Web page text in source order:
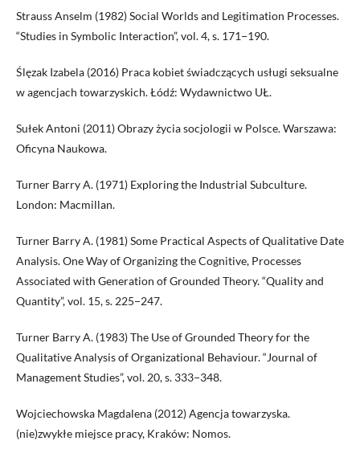
Strauss Anselm (1982) Social Worlds and Legitimation Processes.
“Studies in Symbolic Interaction”, vol. 4, s. 171−190.
Ślęzak Izabela (2016) Praca kobiet świadczących usługi seksualne
w agencjach towarzyskich. Łódź: Wydawnictwo UŁ.
Sułek Antoni (2011) Obrazy życia socjologii w Polsce. Warszawa:
Oficyna Naukowa.
Turner Barry A. (1971) Exploring the Industrial Subculture.
London: Macmillan.
Turner Barry A. (1981) Some Practical Aspects of Qualitative Date
Analysis. One Way of Organizing the Cognitive, Processes
Associated with Generation of Grounded Theory. “Quality and
Quantity”, vol. 15, s. 225−247.
Turner Barry A. (1983) The Use of Grounded Theory for the
Qualitative Analysis of Organizational Behaviour. “Journal of
Management Studies”, vol. 20, s. 333−348.
Wojciechowska Magdalena (2012) Agencja towarzyska.
(nie)zwykłe miejsce pracy, Kraków: Nomos.